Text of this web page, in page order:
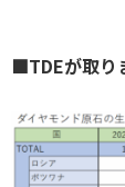
■TDEが取り